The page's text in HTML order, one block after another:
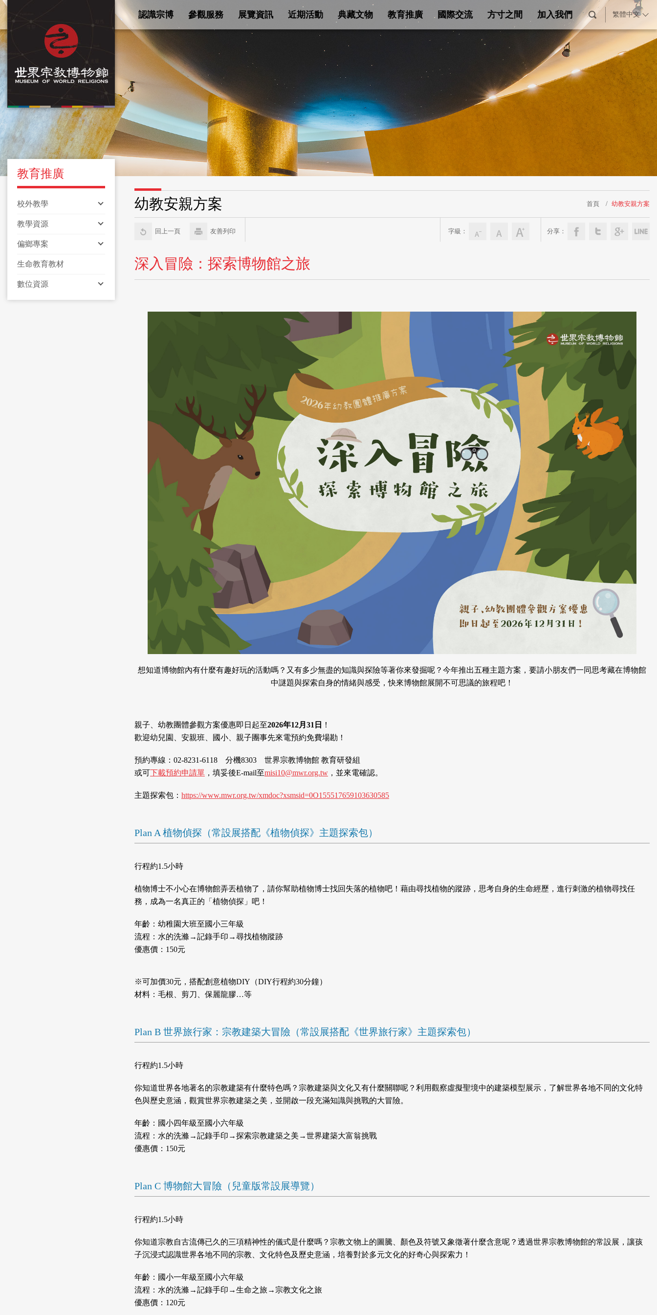
認識宗博 參觀服務 展覽資訊 近期活動 典藏文物 教育推廣 國際交流 方寸之間 加入我們 繁體中文
教育推廣
校外教學
教學資源
偏鄉專案
生命教育教材
數位資源
幼教安親方案 首頁 幼教安親方案
回上一頁 友善列印 字級： 分享：
深入冒險：探索博物館之旅
想知道博物館內有什麼有趣好玩的活動嗎？又有多少無盡的知識與探險等著你來發掘呢？今年推出五種主題方案，要請小朋友們一同思考藏在博物館
中謎題與探索自身的情緒與感受，快來博物館展開不可思議的旅程吧！
親子、幼教團體參觀方案優惠即日起至2026年12月31日
！
歡迎幼兒園、安親班、國小、親子團事先來電預約免費場勘！
預約專線：02-8231-6118 分機8303 世界宗教博物館 教育研發組
或可下載預約申請單 ，填妥後E-mail至misi10@mwr.org.tw ，並來電確認。
主題探索包： https://www.mwr.org.tw/xmdoc?xsmsid=0O155517659103630585
Plan A 植物偵探（常設展搭配《植物偵探》主題探索包）
行程約1.5小時
植物博士不小心在博物館弄丟植物了，請你幫助植物博士找回失落的植物吧！藉由尋找植物的蹤跡，思考自身的生命經歷，進行刺激的植物尋找任
務，成為一名真正的「植物偵探」吧！
年齡：幼稚園大班至國小三年級
流程：水的洗滌→記錄手印→尋找植物蹤跡
優惠價：150元
※可加價30元，搭配創意植物DIY（DIY行程約30分鐘）
材料：毛根、剪刀、保麗龍膠…等
Plan B 世界旅行家：宗教建築大冒險（常設展搭配《世界旅行家》主題探索包）
行程約1.5小時
你知道世界各地著名的宗教建築有什麼特色嗎？宗教建築與文化又有什麼關聯呢？利用觀察虛擬聖境中的建築模型展示，了解世界各地不同的文化特
色與歷史意涵，觀賞世界宗教建築之美，並開啟一段充滿知識與挑戰的大冒險。
年齡：國小四年級至國小六年級
流程：水的洗滌→記錄手印→探索宗教建築之美→世界建築大富翁挑戰
優惠價：150元
Plan C 博物館大冒險（兒童版常設展導覽）
行程約1.5小時
你知道宗教自古流傳已久的三項精神性的儀式是什麼嗎？宗教文物上的圖騰、顏色及符號又象徵著什麼含意呢？透過世界宗教博物館的常設展，讓孩
子沉浸式認識世界各地不同的宗教、文化特色及歷史意涵，培養對於多元文化的好奇心與探索力！
年齡：國小一年級至國小六年級
流程：水的洗滌→記錄手印→生命之旅→宗教文化之旅
優惠價：120元